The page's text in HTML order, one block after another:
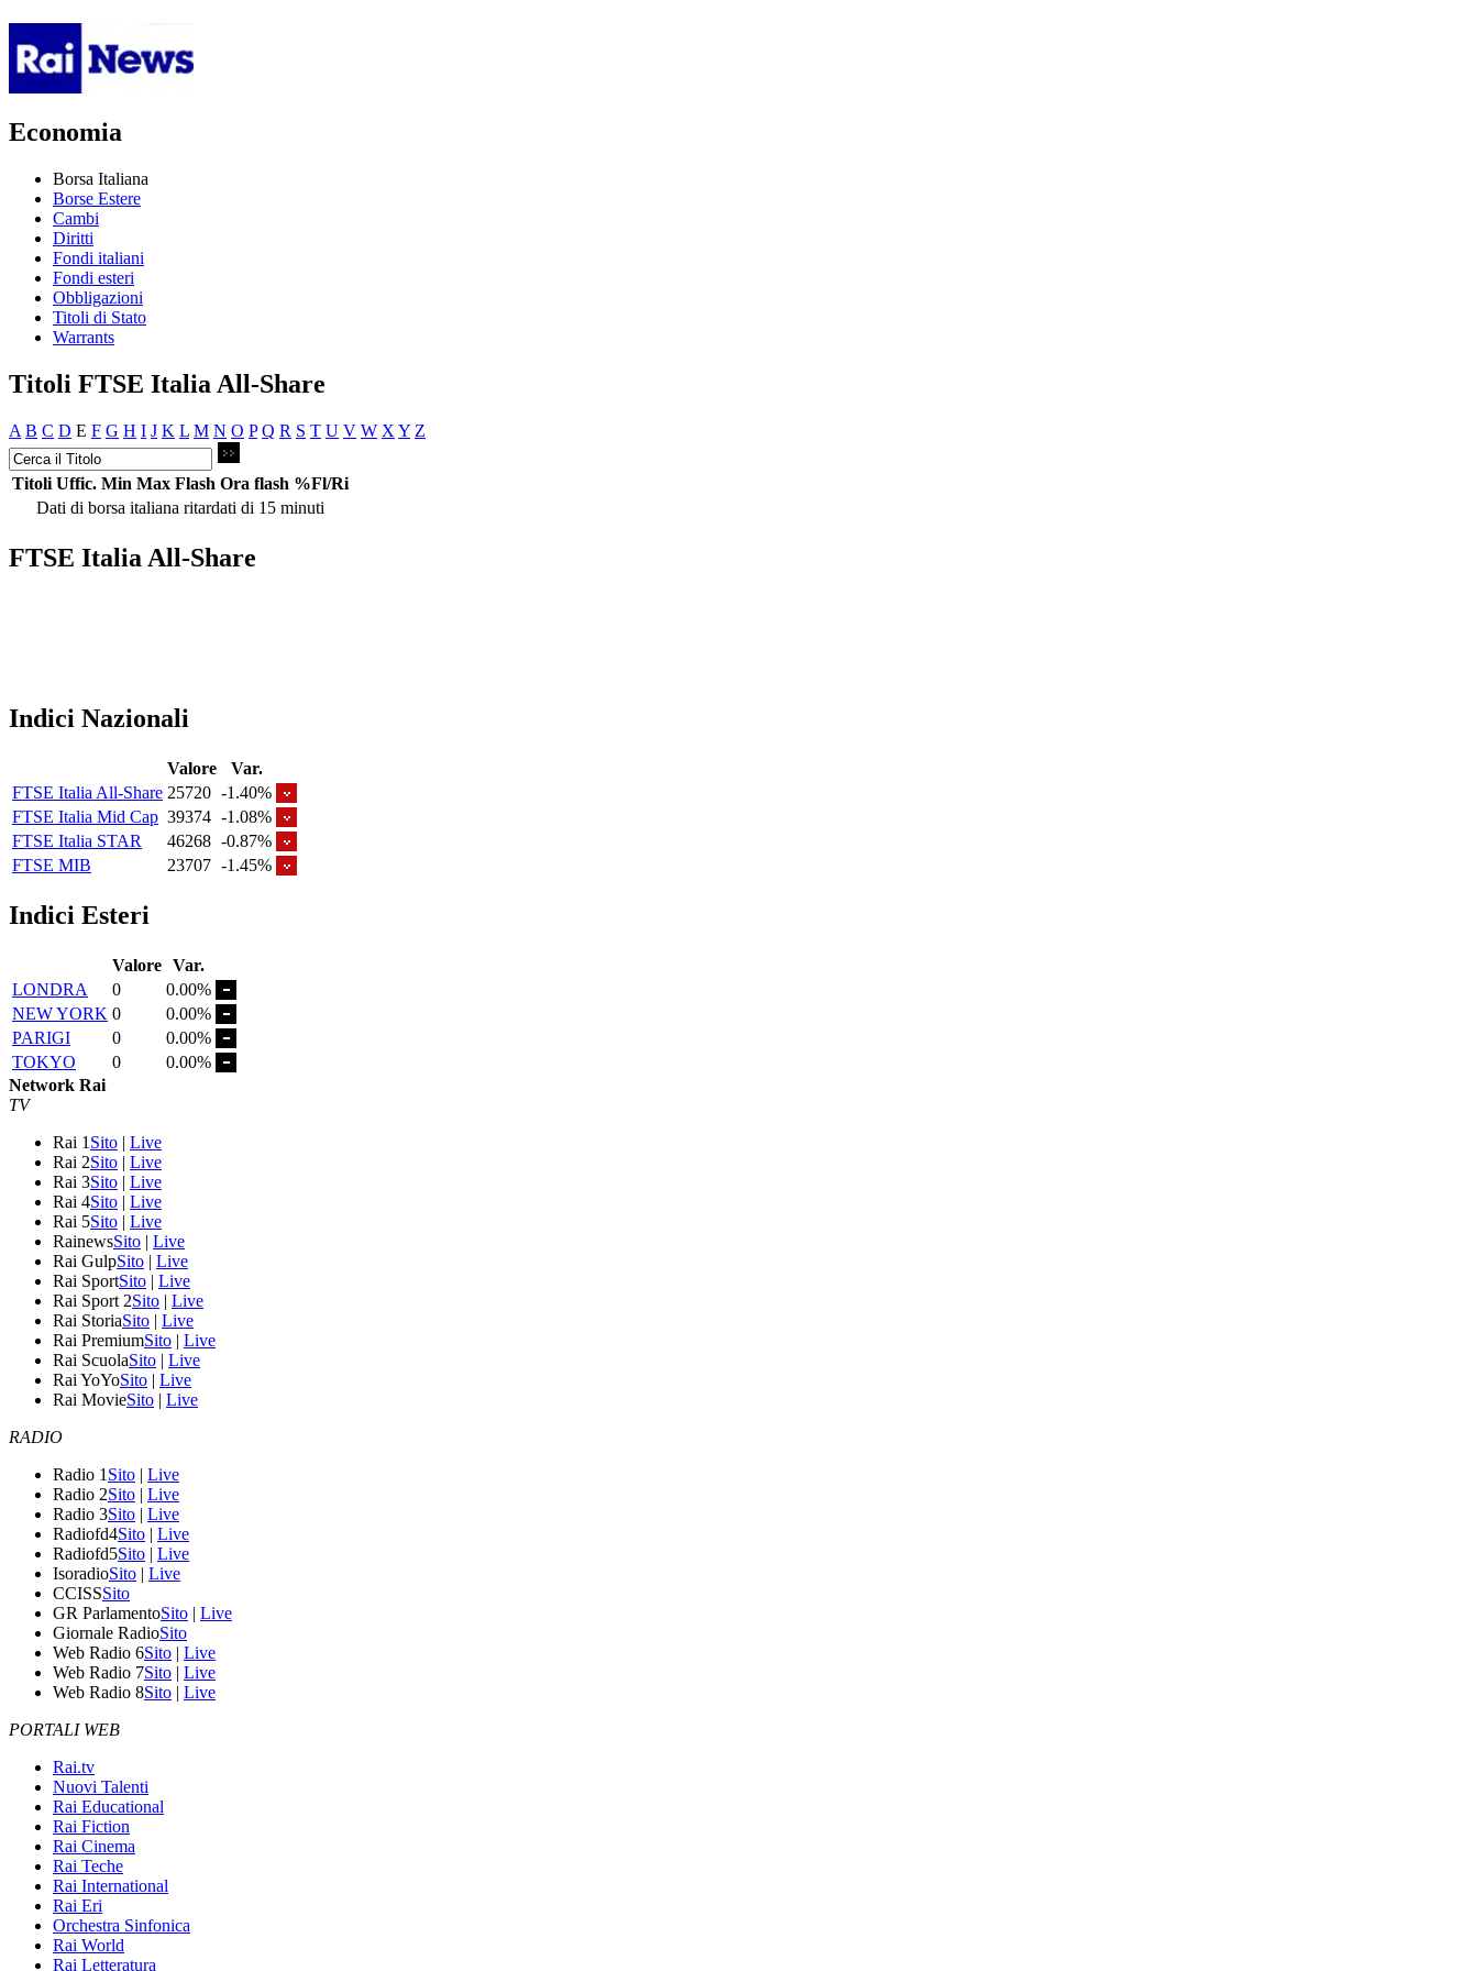
Economia
Borsa Italiana
Borse Estere
Cambi
Diritti
Fondi italiani
Fondi esteri
Obbligazioni
Titoli di Stato
Warrants
Titoli FTSE Italia All-Share
A B C D E F G H I J K L M N O P Q R S T U V W X Y Z
Titoli Uffic. Min Max Flash Ora flash %Fl/Ri
Dati di borsa italiana ritardati di 15 minuti
FTSE Italia All-Share
Indici Nazionali
Valore
Var.
FTSE Italia All-Share 25720 -1.40%
FTSE Italia Mid Cap 39374 -1.08%
FTSE Italia STAR
46268 -0.87%
FTSE MIB
23707 -1.45%
Indici Esteri
Valore Var.
LONDRA
0
0.00%
NEW YORK 0
0.00%
PARIGI
0
0.00%
TOKYO
0
0.00%
Network Rai
TV
Rai 1 Sito | Live
Rai 2Sito | Live
Rai 3Sito | Live
Rai 4Sito | Live
Rai 5Sito | Live
RainewsSito | Live
Rai GulpSito | Live
Rai SportSito | Live
Rai Sport 2Sito | Live
Rai StoriaSito | Live
Rai PremiumSito | Live
Rai ScuolaSito | Live
Rai YoYoSito | Live
Rai MovieSito | Live
RADIO
Radio 1 Sito | Live
Radio 2Sito | Live
Radio 3Sito | Live
Radiofd4Sito | Live
Radiofd5Sito | Live
IsoradioSito | Live
CCISSSito
GR ParlamentoSito | Live
Giornale RadioSito
Web Radio 6Sito | Live
Web Radio 7Sito | Live
Web Radio 8Sito | Live
PORTALI WEB
Rai.tv
Nuovi Talenti
Rai Educational
Rai Fiction
Rai Cinema
Rai Teche
Rai International
Rai Eri
Orchestra Sinfonica
Rai World
Rai Letteratura